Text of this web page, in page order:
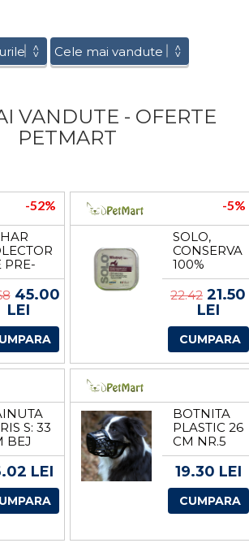
VANDUTE - OFERTE
PETMART
-52%
PRE-
45.00
LEI
-5%
SOLO,
CONSERVA
100%
MISTRET,
300 G
22.42 21.50
LEI
CUMPARA
S: 33
BEJ
LEI
BOTNITA
PLASTIC 26
CM NR.5
17605
19.30 LEI
CUMPARA